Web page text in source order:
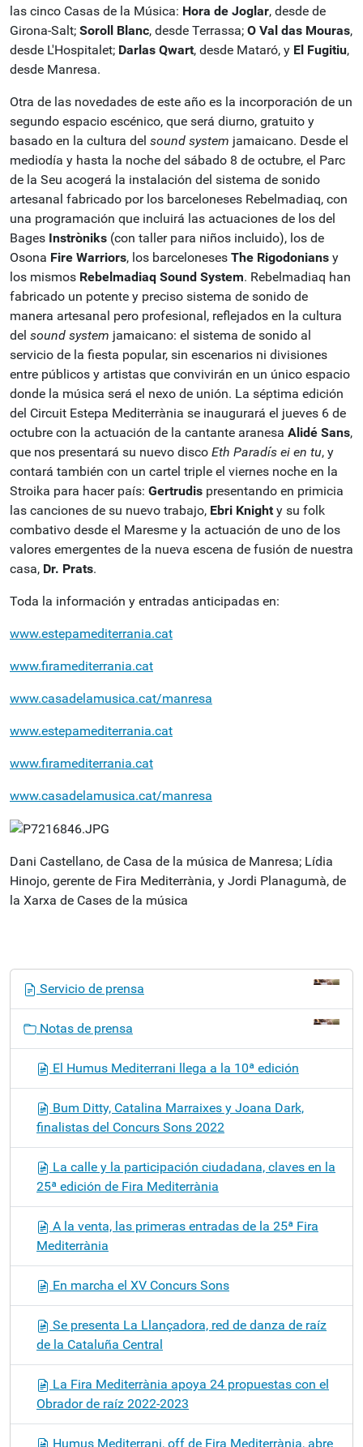
las cinco Casas de la Música: Hora de Joglar, desde de
Girona-Salt; Soroll Blanc, desde Terrassa; O Val das Mouras,
desde L'Hospitalet; Darlas Qwart, desde Mataró, y El Fugitiu,
desde Manresa.
Otra de las novedades de este año es la incorporación de un
segundo espacio escénico, que será diurno, gratuito y
basado en la cultura del sound system jamaicano. Desde el
mediodía y hasta la noche del sábado 8 de octubre, el Parc
de la Seu acogerá la instalación del sistema de sonido
artesanal fabricado por los barceloneses Rebelmadiaq, con
una programación que incluirá las actuaciones de los del
Bages Instròniks (con taller para niños incluido), los de
Osona Fire Warriors, los barceloneses The Rigodonians y
los mismos Rebelmadiaq Sound System. Rebelmadiaq han
fabricado un potente y preciso sistema de sonido de
manera artesanal pero profesional, reflejados en la cultura
del sound system jamaicano: el sistema de sonido al
servicio de la fiesta popular, sin escenarios ni divisiones
entre públicos y artistas que convivirán en un único espacio
donde la música será el nexo de unión. La séptima edición
del Circuit Estepa Mediterrània se inaugurará el jueves 6 de
octubre con la actuación de la cantante aranesa Alidé Sans,
que nos presentará su nuevo disco Eth Paradís ei en tu, y
contará también con un cartel triple el viernes noche en la
Stroika para hacer país: Gertrudis presentando en primicia
las canciones de su nuevo trabajo, Ebri Knight y su folk
combativo desde el Maresme y la actuación de uno de los
valores emergentes de la nueva escena de fusión de nuestra
casa, Dr. Prats.
Toda la información y entradas anticipadas en:
www.estepamediterrania.cat
www.firamediterrania.cat
www.casadelamusica.cat/manresa
www.estepamediterrania.cat
www.firamediterrania.cat
www.casadelamusica.cat/manresa
Dani Castellano, de Casa de la música de Manresa; Lídia
Hinojo, gerente de Fira Mediterrània, y Jordi Planagumà, de
la Xarxa de Cases de la música
n
Servicio de prensa
Notas de prensa
El Humus Mediterrani llega a la 10ª edición
Bum Ditty, Catalina Marraixes y Joana Dark,
finalistas del Concurs Sons 2022
La calle y la participación ciudadana, claves en la
25ª edición de Fira Mediterrània
A la venta, las primeras entradas de la 25ª Fira
Mediterrània
En marcha el XV Concurs Sons
Se presenta La Llançadora, red de danza de raíz
de la Cataluña Central
La Fira Mediterrània apoya 24 propuestas con el
Obrador de raíz 2022-2023
Humus Mediterrani, off de Fira Mediterrània, abre